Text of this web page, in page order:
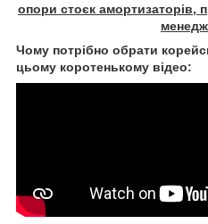
опори стоєк амортизаторів,
Чому потрібно обрати
цьому коротенькому відео: